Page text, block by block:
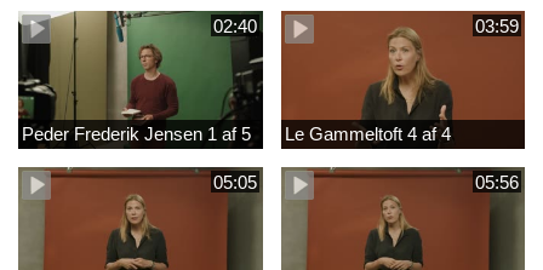
02:40
Peder Frederik Jensen 1 af 5
03:59
Le Gammeltoft 4 af 4
05:05 05:56